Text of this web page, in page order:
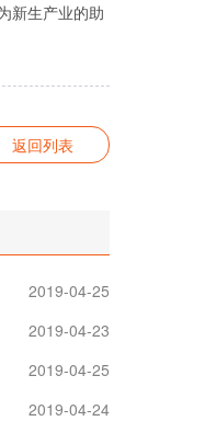
新生产业的助
返回列表
2019-04-25
2019-04-23
2019-04-25
2019-04-24